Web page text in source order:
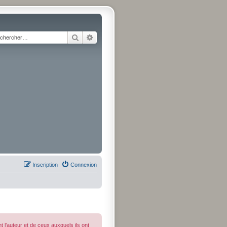
Rechercher
Connexion
Inscription
l’auteur et de ceux auxquels ils ont